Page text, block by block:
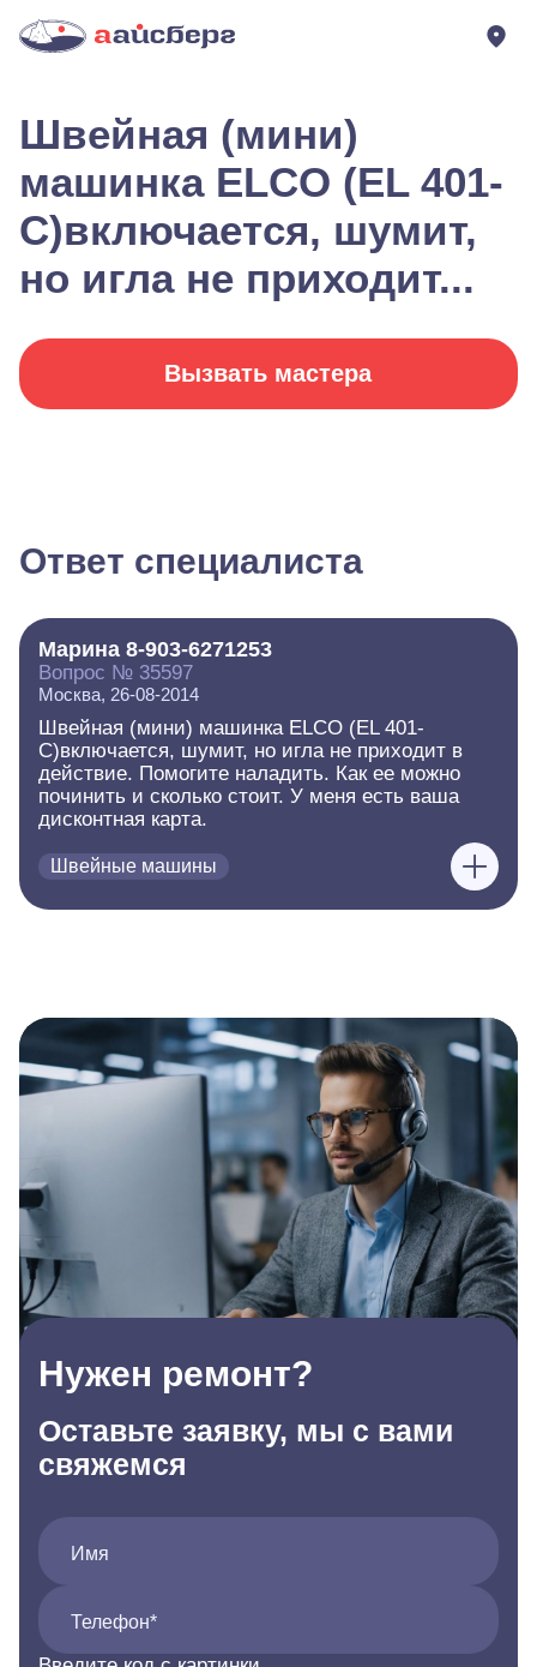
Швейная (мини)
машинка ELCO (EL 401-
C)включается, шумит,
но игла не приходит...
Вызвать мастера
Ответ специалиста
Марина 8-903-6271253
Вопрос № 35597
Москва, 26-08-2014
Швейная (мини) машинка ELCO (EL 401-
C)включается, шумит, но игла не приходит в
действие. Помогите наладить. Как ее можно
починить и сколько стоит. У меня есть ваша
дисконтная карта.
Швейные машины
Нужен ремонт?
Оставьте заявку, мы с вами
свяжемся
Имя
Телефон*